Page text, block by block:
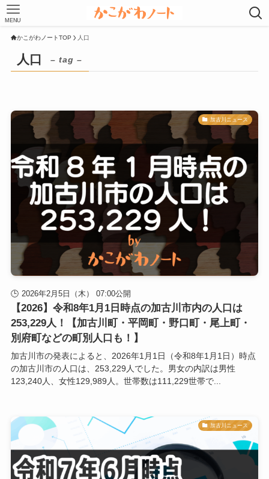
MENU
かこがわノートTOP 人口
人口 – tag –
加古川ニュース
2026年2月5日（木） 07:00公開
【2026】令和8年1月1日時点の加古川市内の人口は
253,229人！【加古川町・平岡町・野口町・尾上町・
別府町などの町別人口も！】
加古川市の発表によると、2026年1月1日（令和8年1月1日）時点
の加古川市の人口は、253,229人でした。男女の内訳は男性
123,240人、女性129,989人。世帯数は111,229世帯で...
加古川ニュース